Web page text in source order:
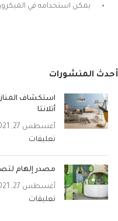
يمكن استخدامه في
أحدث المنشورات
استكشاف
أتلانتا
أغسطس 27, 2021
تعليقات
مصدر إلهام
أغسطس 27, 2021
تعليقات